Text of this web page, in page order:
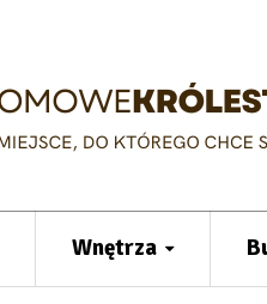
Wnętrza